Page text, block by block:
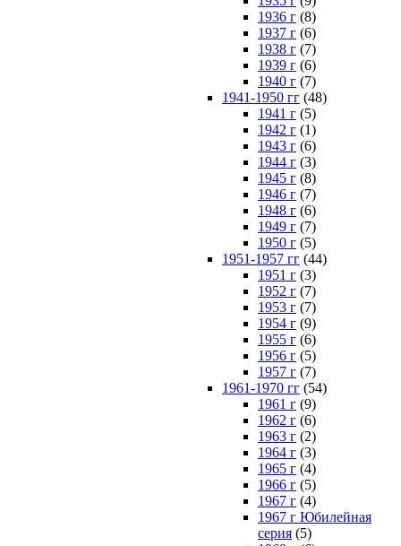
1936 г (8)
1937 г (6)
1938 г (7)
1939 г (6)
1940 г (7)
1941-1950 гг (48)
1941 г (5)
1942 г (1)
1943 г (6)
1944 г (3)
1945 г (8)
1946 г (7)
1948 г (6)
1949 г (7)
1950 г (5)
1951-1957 гг (44)
1951 г (3)
1952 г (7)
1953 г (7)
1954 г (9)
1955 г (6)
1956 г (5)
1957 г (7)
1961-1970 гг (54)
1961 г (9)
1962 г (6)
1963 г (2)
1964 г (3)
1965 г (4)
1966 г (5)
1967 г (4)
1967 г Юбилейная
серия (5)